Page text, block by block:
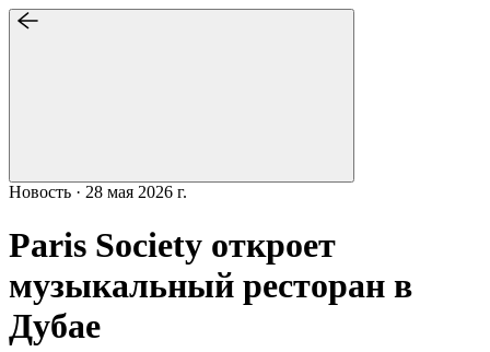
Новость · 28 мая 2026 г.
Paris Society откроет
музыкальный ресторан в
Дубае